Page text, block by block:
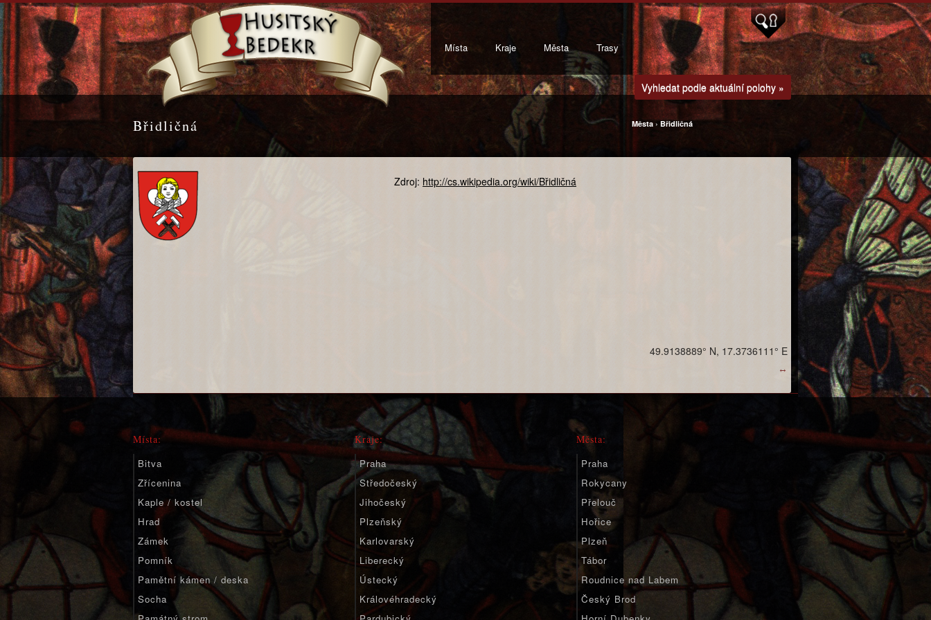
Místa Kraje Města Trasy
Vyhledat podle aktuální polohy »
Břidličná Města ›Břidličná
Zdroj: http://cs.wikipedia.org/wiki/Břidličná
↔
49.9138889° N, 17.3736111° E
Místa:
Bitva
Zřícenina
Kaple / kostel
Hrad
Zámek
Pomník
Pamětní kámen / deska
Socha
Kraje:
Praha
Středočeský
Jihočeský
Plzeňský
Karlovarský
Liberecký
Ústecký
Královéhradecký
Města:
Praha
Rokycany
Přelouč
Hořice
Plzeň
Tábor
Roudnice nad Labem
Český Brod